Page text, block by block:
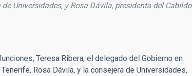
Universidades, y Rosa Dávila, presidenta del Cabildo
Teresa Ribera, el delegado del Gobierno en
Rosa Dávila, y la consejera de Universidades,